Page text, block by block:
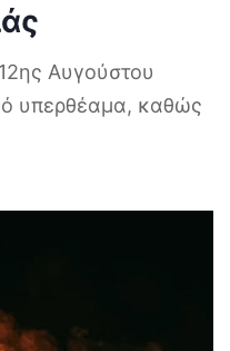
Αυγούστου
υπερθέαμα, καθώς